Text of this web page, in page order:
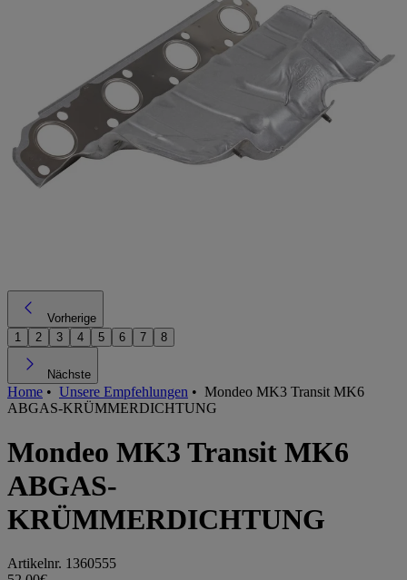
Vorherige
1
2 3 4 5 6 7 8
Nächste
Home • Unsere Empfehlungen • Mondeo MK3 Transit MK6
ABGAS-KRÜMMERDICHTUNG
Mondeo MK3 Transit MK6
ABGAS-
KRÜMMERDICHTUNG
Artikelnr. 1360555